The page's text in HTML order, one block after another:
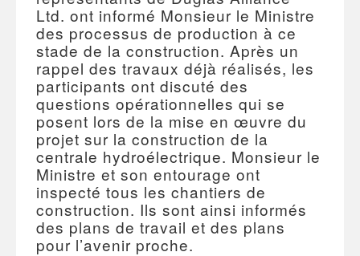
Ltd. ont informé Monsieur le Ministre
des processus de production à ce
stade de la construction. Après un
rappel des travaux déjà réalisés, les
participants ont discuté des
questions opérationnelles qui se
posent lors de la mise en œuvre du
projet sur la construction de la
centrale hydroélectrique. Monsieur le
Ministre et son entourage ont
inspecté tous les chantiers de
construction. Ils sont ainsi informés
des plans de travail et des plans
pour l’avenir proche.